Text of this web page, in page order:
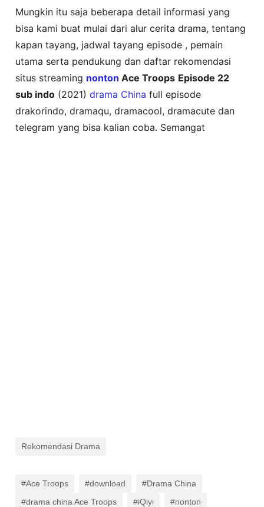
Mungkin itu saja beberapa detail informasi yang
bisa kami buat mulai dari alur cerita drama, tentang
kapan tayang, jadwal tayang episode , pemain
utama serta pendukung dan daftar rekomendasi
situs streaming nonton Ace Troops Episode 22
sub indo (2021)drama China full episode
drakorindo, dramaqu, dramacool, dramacute dan
telegram yang bisa kalian coba. Semangat
Rekomendasi Drama
#Ace Troops #download
#Drama China
#drama china Ace Troops
#iQiyi
#nonton